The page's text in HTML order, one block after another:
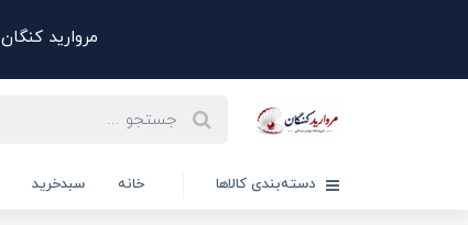
مروارید کنگان
دسته‌بندی کالاها خانه سبدخرید